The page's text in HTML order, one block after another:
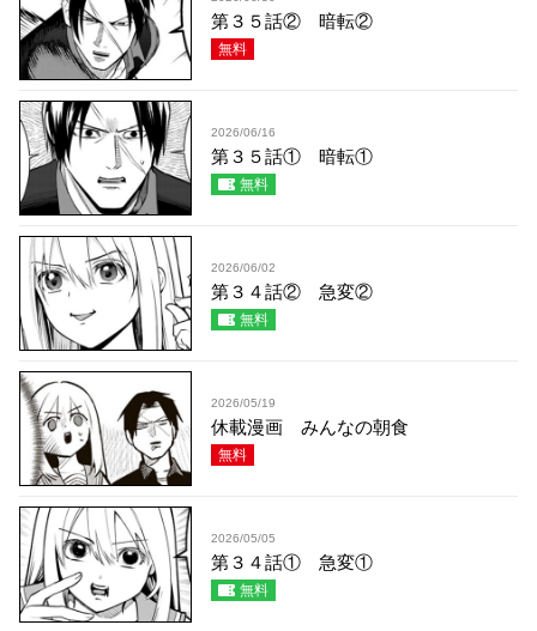
第３５話② 暗転②
無料
2026/06/16
第３５話① 暗転①
無料
2026/06/02
第３４話② 急変②
無料
2026/05/19
休載漫画 みんなの朝食
無料
2026/05/05
第３４話① 急変①
無料